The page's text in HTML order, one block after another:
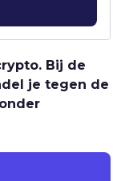
Bij de
je tegen de